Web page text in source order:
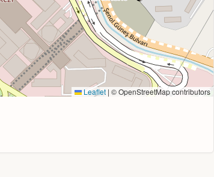
Leaflet | © OpenStreetMap contributors